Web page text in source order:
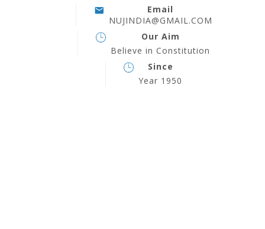
Email
NUJINDIA@GMAIL.COM
Our Aim
Believe in Constitution
Since
Year 1950